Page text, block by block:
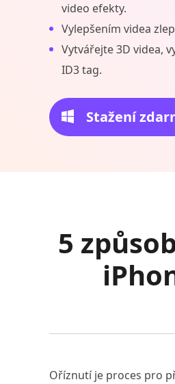
video efekty.
Vylepšením videa
Vytvářejte 3D videa,
ID3 tag.
Stažení
5
Oříznutí je proces pro